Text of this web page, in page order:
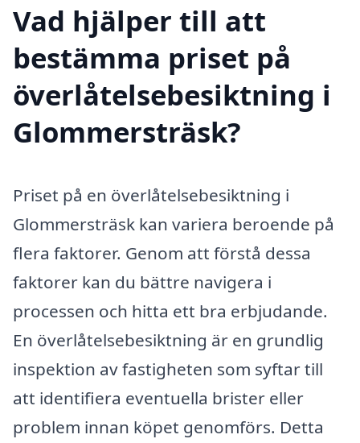
Vad hjälper till att
bestämma priset på
överlåtelsebesiktning i
Glommersträsk?
Priset på en överlåtelsebesiktning i
Glommersträsk kan variera beroende på
flera faktorer. Genom att förstå dessa
faktorer kan du bättre navigera i
processen och hitta ett bra erbjudande.
En överlåtelsebesiktning är en grundlig
inspektion av fastigheten som syftar till
att identifiera eventuella brister eller
problem innan köpet genomförs. Detta